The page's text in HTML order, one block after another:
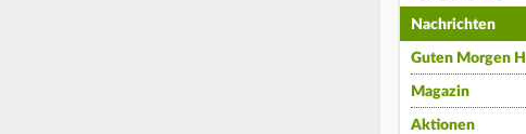
Nachrichten
Guten Morgen
Magazin
Aktionen